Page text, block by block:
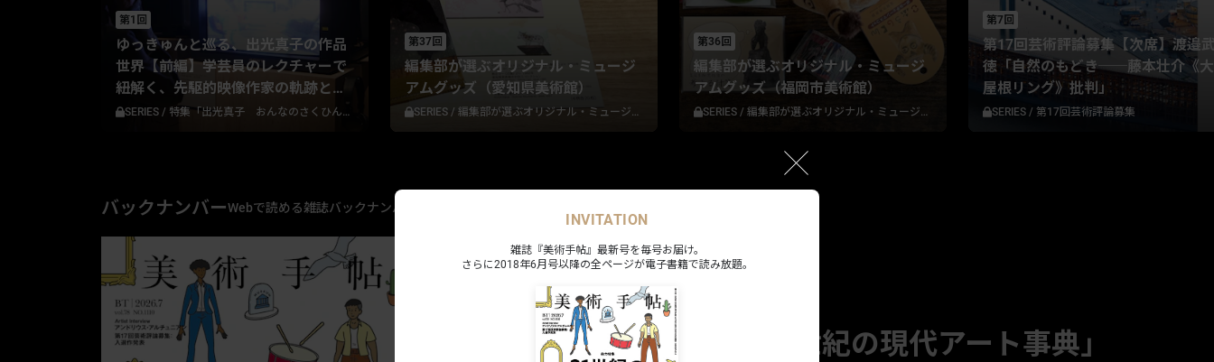
第1回
ゆっきゅんと巡る、出光真子の作品
世界【前編】学芸員のレクチャーで
紐解く、先駆的映像作家の軌跡と葛
藤SERIES / 特集「出光真子 おんなのさくひん──ある映像作家の自伝」
第37回
編集部が選ぶオリジナル・ミュージ
アムグッズ（愛知県美術館）
SERIES / 編集部が選ぶオリジナル・ミュージアムグッズ
第36回
編集部が選ぶオリジナル・ミュージ
アムグッズ（福岡市美術館）
SERIES / 編集部が選ぶオリジナル・ミュージアムグッズ
第7回
第17回芸術評論募集【次席】渡邉
徳「自然のもどき──藤本壮介《大
屋根リング》批判」
SERIES / 第17回芸術評論募集
バックナンバーWebで読める雑誌バックナンバー（年4冊追加更新）
最新号
vol.79 No.1110
2026年7月号 特集「21世紀の現代アート事典」
INVITATION
雑誌『美術手帖』最新号を毎号お届け。
さらに2018年6月号以降の全ページが電子書籍で読み放題。